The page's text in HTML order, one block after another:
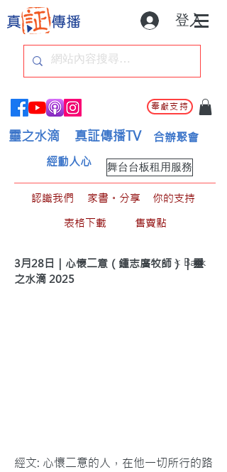
登入
奉獻支持
靈之水滴 真証傳播TV 合辦聚會
舞台台板租用服務
經動人心
認識我們 家書。分享
你的支持
表格下載
售賣點
3月28日｜心懷二意（鍾志廣牧師）｜靈
之水滴 2025
< Back
經文: 心懷二意的人，在他一切所行的路